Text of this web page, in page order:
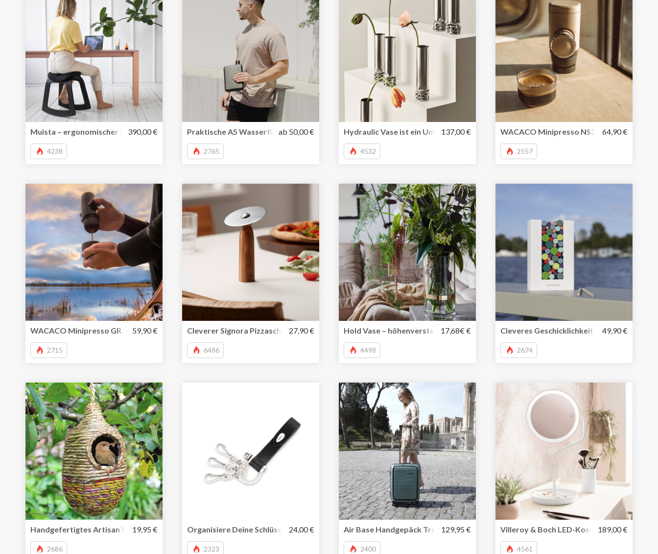
Muista – ergonomischer Hocker stärkt die Rückenmuskulatur im Büro und Home Office
390,00 €
4238
Praktische A5 Wasserflasche von memobottle jetzt auch in Edelstahl
ab 50,00 €
2765
Hydraulic Vase ist ein Unikat aus Edelstahl
137,00 €
4532
WACACO Minipresso NS2- tragbare
64,90 €
2557
WACACO Minipresso GR – kleine, tragbare Espressomaschine für unterwegs
59,90 €
2715
Cleverer Signora Pizzaschneider
27,90 €
6486
Hold Vase – höhenverstellbare Glasvase für Deine Lieblingsblumen
17,68€ €
4498
Cleveres Geschicklichkeitsspiel Woodman
49,90 €
2674
Handgefertigtes Artisan Vogelnest aus Seegras und recycelten Saris
19,95 €
2686
Organisiere Deine Schlüssel mit dem edlen Arthur-Schlüsselanhänger aus Leder
24,00 €
2323
Air Base Handgepäck Trolley S+ von travelite mit Vortasche
129,95 €
2400
Villeroy & Boch LED-Kosmetikspiegel und
189,00 €
4561